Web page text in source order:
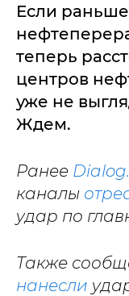
Если
теперь
центров
уже не
Ждем.
Ранее
каналы
удар по
Также
нанесли